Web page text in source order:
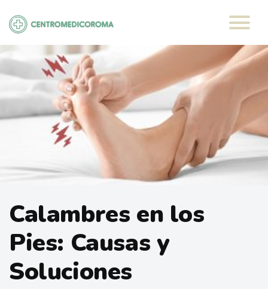
contenido
Calambres en los
Pies: Causas y
Soluciones